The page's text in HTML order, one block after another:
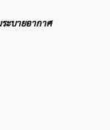
ะบายอากาศ